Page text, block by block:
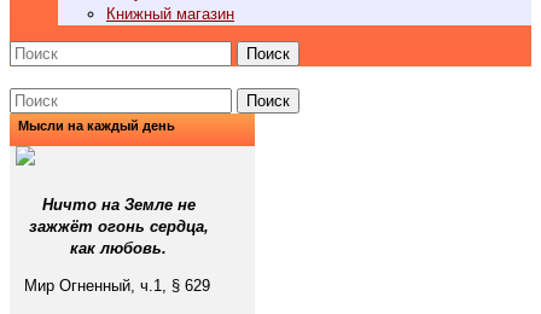
Книжный магазин
Поиск
Поиск
Мысли на каждый день
Ничто на Земле не
зажжёт огонь сердца,
как любовь.
Мир Огненный, ч.1, § 629